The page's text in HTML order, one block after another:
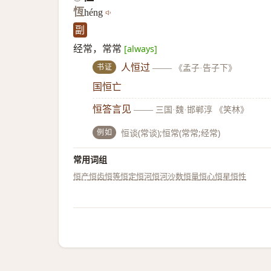
恆héng
副
经常，常常 [always]
书证 人恒过 —— 《孟子·告子下》
国恒亡
恒答言见 —— 三国·魏·邯郸淳 《笑林》
例如 恒谈(常谈);恒常(常常;经常)
常用词组
恒产恒齿恒等恒定恒河恒河沙数恒量恒心恒星恒性